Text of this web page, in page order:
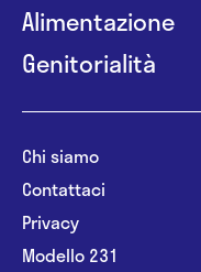
Alimentazione
Genitorialità
Chi siamo
Contattaci
Privacy
Modello 231